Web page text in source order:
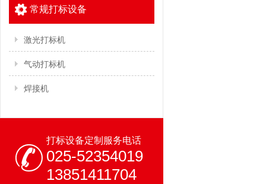
常规打标设备
激光打标机
气动打标机
焊接机
打标设备定制服务电话
025-52354019
13851411704